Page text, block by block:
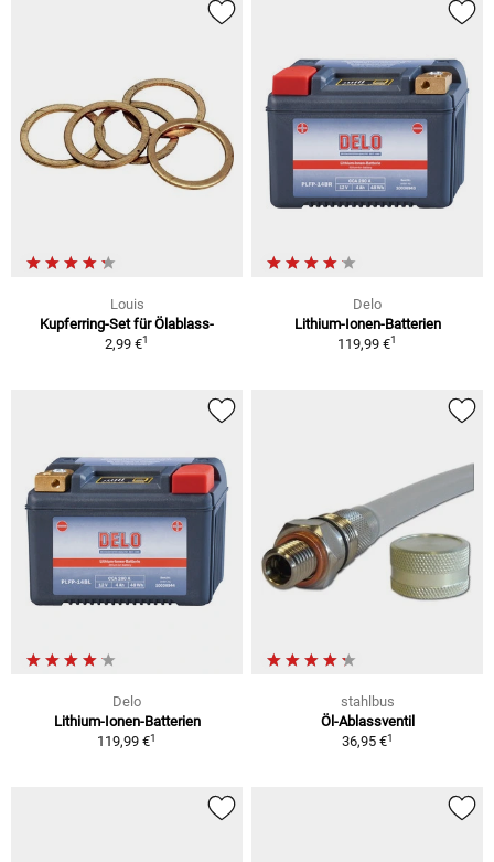
Louis
Kupferring-Set für Ölablass-
2,99 €1
Delo
Lithium-Ionen-Batterien
119,99 €1
Delo
Lithium-Ionen-Batterien
119,99 €1
stahlbus
Öl-Ablassventil
36,95 €1